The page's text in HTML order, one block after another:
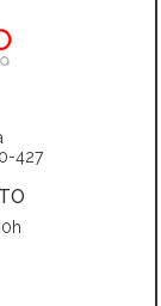
427